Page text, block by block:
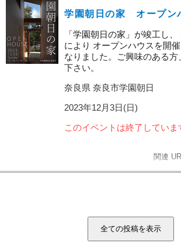
学園朝日の家 オープン
「学園朝日の家」が竣工し
により オープンハウスを開
なりました。ご興味のある
下さい。
奈良県 奈良市学園朝日
2023年12月3日(日)
このイベントは終了していま
関連
全ての投稿を表示